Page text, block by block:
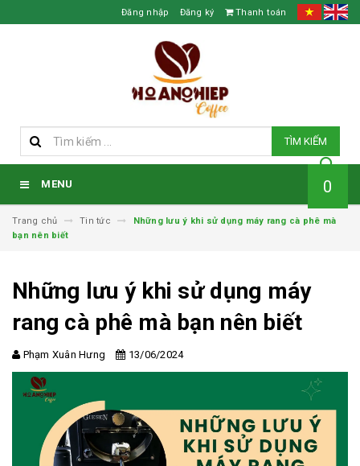
Đăng nhập Đăng ký Thanh toán
TÌM KIẾM
MENU 0
Trang chủ Tin tức
Những lưu ý khi sử dụng máy rang cà phê mà
bạn nên biết
Những lưu ý khi sử dụng máy
rang cà phê mà bạn nên biết
Phạm Xuân Hưng 13/06/2024